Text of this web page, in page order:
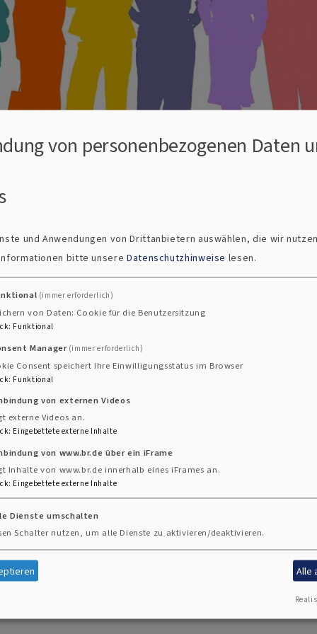
EJ Unsere Kooperationspartner*innen
Weilheim kooperieren mit folgenden
Weilheim (jugendwerk-weilheim.de)
von personenbezogenen Daten
und Anwendungen von Drittanbietern auswählen, die wir
bitte unsere Datenschutzhinweise lesen.
(immer erforderlich)
von Daten: Cookie für die Benutzersitzung
: Funktional
Manager (immer erforderlich)
Consent speichert Ihre Einwilligungsstatus im Browser
: Funktional
von externen Videos
externe Videos an.
: Eingebettete externe Inhalte
von www.br.de über ein iFrame
Inhalte von www.br.de innerhalb eines iFrames an.
: Eingebettete externe Inhalte
Dienste umschalten
Schalter nutzen, um alle Dienste zu aktivieren/deaktivieren.
Alle